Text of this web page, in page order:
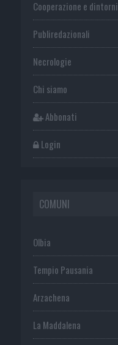
Cooperazione e dintorni
Publiredazionali
Necrologie
Chi siamo
Abbonati
Login
COMUNI
Olbia
Tempio Pausania
Arzachena
La Maddalena